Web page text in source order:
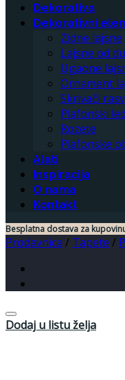
Dekorativa
Dekorativni
Zidne lajsne
Lajsne od
Ugaone
Ornament
Skrivači
Plafonski
Rozete
Plafonske
Alati
Inspiracija
O nama
Kontakt
Besplatna dostava za
Prodavnica / Tapete /
Dodaj u listu želja